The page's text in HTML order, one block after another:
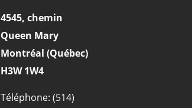
4545, chemin
Queen Mary
Montréal (Québec)
H3W 1W4
Téléphone: (514)